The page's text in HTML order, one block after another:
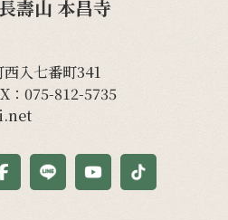
壽山 本昌寺
入七番町341
：075-812-5735